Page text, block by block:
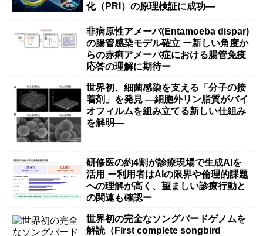
化（PRI）の原理検証に成功―
非病原性アメーバ(Entamoeba dispar)
の腸管感染モデル確立 ー新しい角度か
らの赤痢アメーバ症における腸管免疫
応答の理解に期待ー
世界初、細菌感染を支える「分子の接
着剤」を発見 ―細胞外リン脂質がバイ
オフィルムを組み立てる新しい仕組み
を解明―
研修医の約4割が診療現場で生成AIを
活用 ー利用者はAIの限界や倫理的課題
への理解が高く、望ましい診療行動と
の関連も確認ー
世界初の完全なソングバードゲノムを
解読（First complete songbird